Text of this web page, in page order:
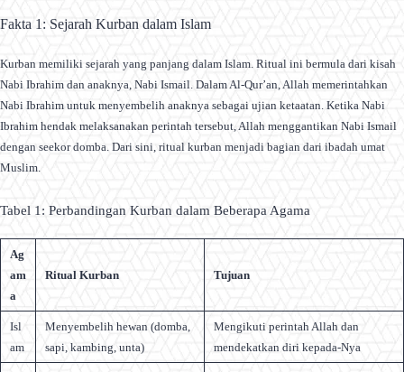
Fakta 1: Sejarah Kurban dalam Islam
Kurban memiliki sejarah yang panjang dalam Islam. Ritual ini bermula dari kisah
Nabi Ibrahim dan anaknya, Nabi Ismail. Dalam Al-Qur’an, Allah memerintahkan
Nabi Ibrahim untuk menyembelih anaknya sebagai ujian ketaatan. Ketika Nabi
Ibrahim hendak melaksanakan perintah tersebut, Allah menggantikan Nabi Ismail
dengan seekor domba. Dari sini, ritual kurban menjadi bagian dari ibadah umat
Muslim.
Tabel 1: Perbandingan Kurban dalam Beberapa Agama
Ag
am
a
Ritual Kurban Tujuan
Isl
am
Menyembelih hewan (domba,
sapi, kambing, unta)
Mengikuti perintah Allah dan
mendekatkan diri kepada-Nya